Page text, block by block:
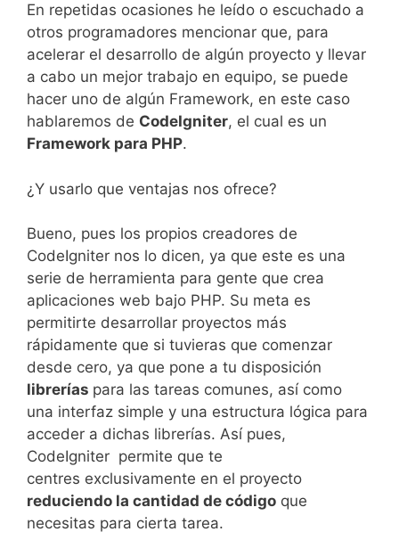
En repetidas ocasiones he leído o escuchado a
otros programadores mencionar que, para
acelerar el desarrollo de algún proyecto y llevar
a cabo un mejor trabajo en equipo, se puede
hacer uno de algún Framework, en este caso
hablaremos de CodeIgniter, el cual es un
Framework para PHP.
¿Y usarlo que ventajas nos ofrece?
Bueno, pues los propios creadores de
CodeIgniter nos lo dicen, ya que este es una
serie de herramienta para gente que crea
aplicaciones web bajo PHP. Su meta es
permitirte desarrollar proyectos más
rápidamente que si tuvieras que comenzar
desde cero, ya que pone a tu disposición
librerías para las tareas comunes, así como
una interfaz simple y una estructura lógica para
acceder a dichas librerías. Así pues,
CodeIgniter permite que te
centres exclusivamente en el proyecto
reduciendo la cantidad de código que
necesitas para cierta tarea.